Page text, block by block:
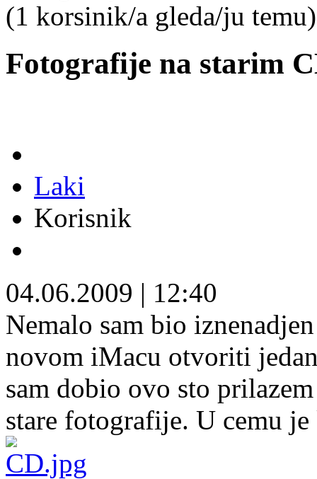
(1 korsinik/a gleda/ju
Fotografije na starim
Laki
Korisnik
04.06.2009 | 12:40
Nemalo sam bio
novom iMacu otvoriti
sam dobio ovo sto
stare fotografije. U cemu je